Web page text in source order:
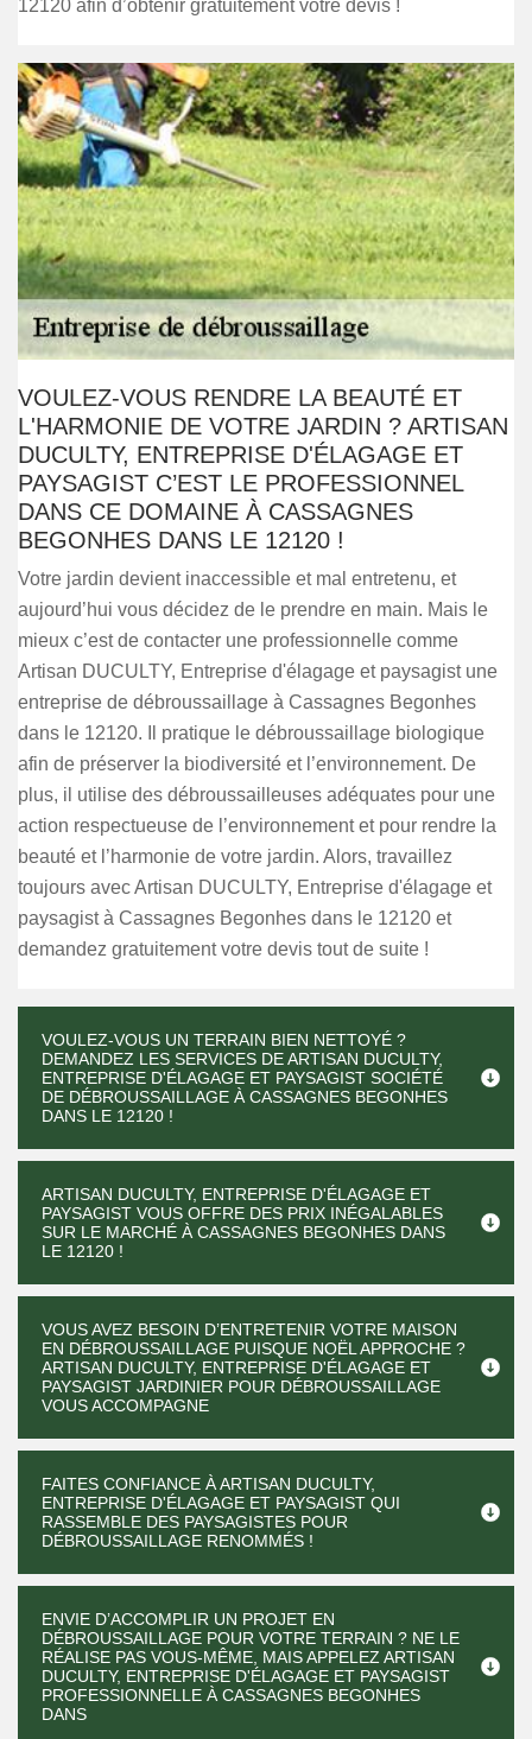
12120 afin d’obtenir gratuitement votre devis !
VOULEZ-VOUS RENDRE LA BEAUTÉ ET
L'HARMONIE DE VOTRE JARDIN ? ARTISAN
DUCULTY, ENTREPRISE D'ÉLAGAGE ET
PAYSAGIST C’EST LE PROFESSIONNEL
DANS CE DOMAINE À CASSAGNES
BEGONHES DANS LE 12120 !
Votre jardin devient inaccessible et mal entretenu, et
aujourd’hui vous décidez de le prendre en main. Mais le
mieux c’est de contacter une professionnelle comme
Artisan DUCULTY, Entreprise d'élagage et paysagist une
entreprise de débroussaillage à Cassagnes Begonhes
dans le 12120. Il pratique le débroussaillage biologique
afin de préserver la biodiversité et l’environnement. De
plus, il utilise des débroussailleuses adéquates pour une
action respectueuse de l’environnement et pour rendre la
beauté et l’harmonie de votre jardin. Alors, travaillez
toujours avec Artisan DUCULTY, Entreprise d'élagage et
paysagist à Cassagnes Begonhes dans le 12120 et
demandez gratuitement votre devis tout de suite !
VOULEZ-VOUS UN TERRAIN BIEN NETTOYÉ ?
DEMANDEZ LES SERVICES DE ARTISAN DUCULTY,
ENTREPRISE D'ÉLAGAGE ET PAYSAGIST SOCIÉTÉ
DE DÉBROUSSAILLAGE À CASSAGNES BEGONHES
DANS LE 12120 !
ARTISAN DUCULTY, ENTREPRISE D'ÉLAGAGE ET
PAYSAGIST VOUS OFFRE DES PRIX INÉGALABLES
SUR LE MARCHÉ À CASSAGNES BEGONHES DANS
LE 12120 !
VOUS AVEZ BESOIN D’ENTRETENIR VOTRE MAISON
EN DÉBROUSSAILLAGE PUISQUE NOËL APPROCHE ?
ARTISAN DUCULTY, ENTREPRISE D'ÉLAGAGE ET
PAYSAGIST JARDINIER POUR DÉBROUSSAILLAGE
VOUS ACCOMPAGNE
FAITES CONFIANCE À ARTISAN DUCULTY,
ENTREPRISE D'ÉLAGAGE ET PAYSAGIST QUI
RASSEMBLE DES PAYSAGISTES POUR
DÉBROUSSAILLAGE RENOMMÉS !
ENVIE D’ACCOMPLIR UN PROJET EN
DÉBROUSSAILLAGE POUR VOTRE TERRAIN ? NE LE
RÉALISE PAS VOUS-MÊME, MAIS APPELEZ ARTISAN
DUCULTY, ENTREPRISE D'ÉLAGAGE ET PAYSAGIST
PROFESSIONNELLE À CASSAGNES BEGONHES
DANS